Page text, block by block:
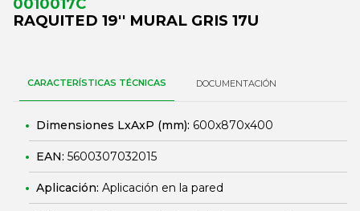
RAQUITED 19'' MURAL GRIS 17U
CARACTERÍSTICAS TÉCNICAS DOCUMENTACIÓN
Dimensiones LxAxP (mm): 600x870x400
EAN: 5600307032015
Aplicación: Aplicación en la pared